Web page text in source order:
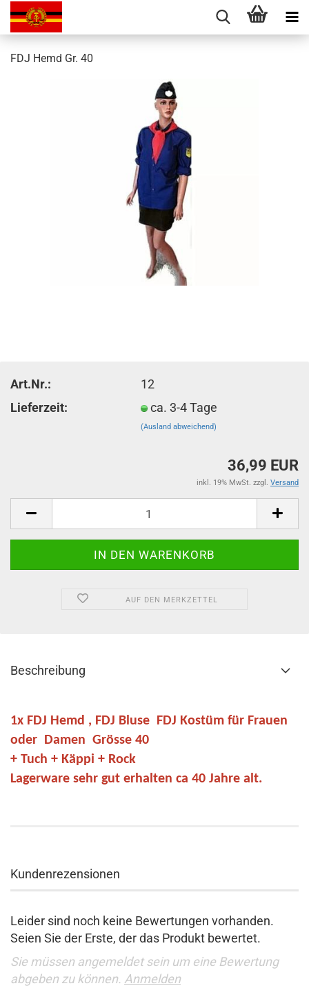
FDJ Hemd Gr. 40
Art.Nr.:
12
Lieferzeit:
ca. 3-4 Tage
(Ausland abweichend)
36,99 EUR
inkl. 19% MwSt. zzgl. Versand
AUF DEN MERKZETTEL
Beschreibung
1x FDJ Hemd , FDJ Bluse FDJ Kostüm für Frauen
oder Damen Grösse 40
+ Tuch + Käppi + Rock
Lagerware sehr gut erhalten ca 40 Jahre alt.
Kundenrezensionen
Leider sind noch keine Bewertungen vorhanden.
Seien Sie der Erste, der das Produkt bewertet.
Sie müssen angemeldet sein um eine Bewertung
abgeben zu können. Anmelden